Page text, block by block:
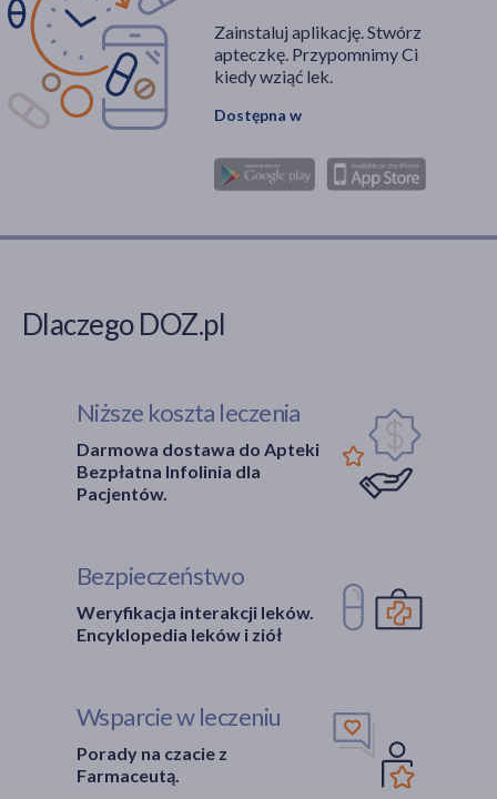
Zainstaluj aplikację. Stwórz
apteczkę. Przypomnimy Ci
kiedy wziąć lek.
Dostępna w
Dlaczego DOZ.pl
Niższe koszta leczenia
Darmowa dostawa do Apteki
Bezpłatna Infolinia dla
Pacjentów.
Bezpieczeństwo
Weryfikacja interakcji leków.
Encyklopedia leków i ziół
Wsparcie w leczeniu
Porady na czacie z
Farmaceutą.